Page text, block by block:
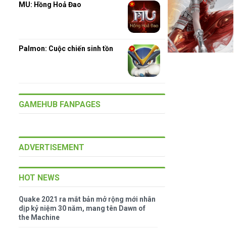
MU: Hồng Hoả Đao
Palmon: Cuộc chiến sinh tồn
GAMEHUB FANPAGES
ADVERTISEMENT
HOT NEWS
Quake 2021 ra mắt bản mở rộng mới nhân
dịp kỷ niệm 30 năm, mang tên Dawn of
the Machine